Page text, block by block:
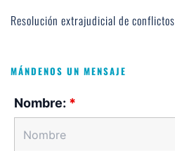
Resolución extrajudicial de conflictos
MÁNDENOS UN MENSAJE
Nombre: *